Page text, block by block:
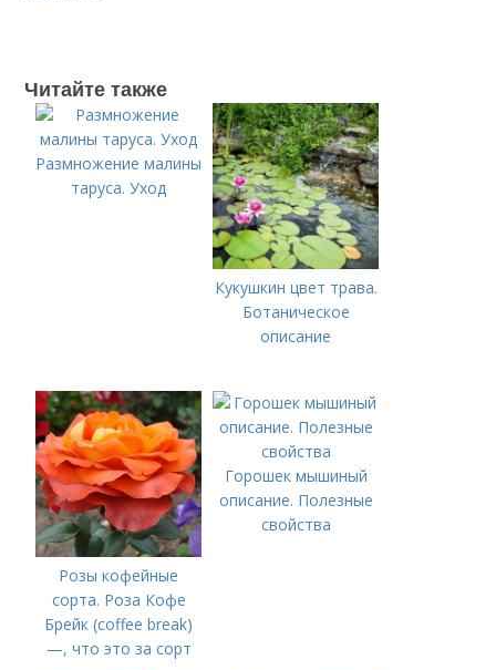
Читайте также
Размножение малины
таруса. Уход
Кукушкин цвет трава.
Ботаническое
описание
Розы кофейные
сорта. Роза Кофе
Брейк (coffee break)
—, что это за сорт
Горошек мышиный
описание. Полезные
свойства